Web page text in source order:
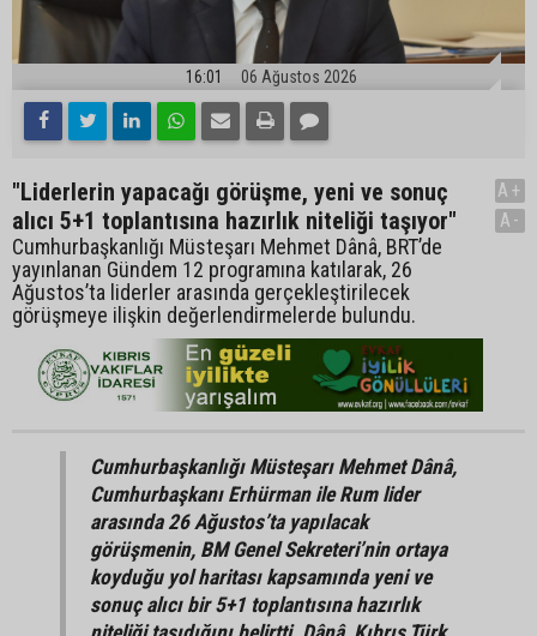
16:01 06 Ağustos 2026
"Liderlerin yapacağı görüşme, yeni ve sonuç
alıcı 5+1 toplantısına hazırlık niteliği taşıyor"
Cumhurbaşkanlığı Müsteşarı Mehmet Dânâ, BRT’de
yayınlanan Gündem 12 programına katılarak, 26
Ağustos’ta liderler arasında gerçekleştirilecek
görüşmeye ilişkin değerlendirmelerde bulundu.
A+
A-
Cumhurbaşkanlığı Müsteşarı Mehmet Dânâ,
Cumhurbaşkanı Erhürman ile Rum lider
arasında 26 Ağustos’ta yapılacak
görüşmenin, BM Genel Sekreteri’nin ortaya
koyduğu yol haritası kapsamında yeni ve
sonuç alıcı bir 5+1 toplantısına hazırlık